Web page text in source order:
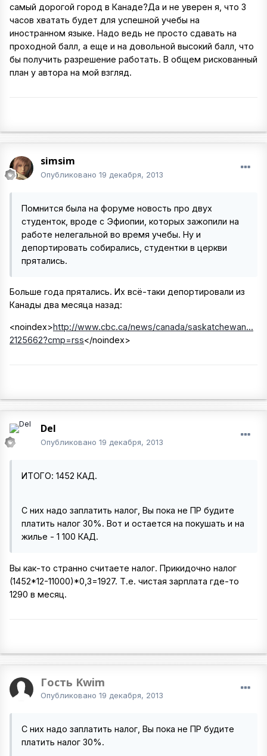
самый дорогой город в Канаде?Да и не уверен я, что 3
часов хватать будет для успешной учебы на
иностранном языке. Надо ведь не просто сдавать на
проходной балл, а еще и на довольной высокий балл, что
бы получить разрешение работать. В общем рискованный
план у автора на мой взгляд.
simsim
Опубликовано 19 декабря, 2013
Помнится была на форуме новость про двух
студенток, вроде с Эфиопии, которых зажопили на
работе нелегальной во время учебы. Ну и
депортировать собирались, студентки в церкви
прятались.
Больше года прятались. Их всё-таки депортировали из
Канады два месяца назад:
<noindex>http://www.cbc.ca/news/canada/saskatchewan...
2125662?cmp=rss</noindex>
Del
Опубликовано 19 декабря, 2013
ИТОГО: 1452 КАД.
С них надо заплатить налог, Вы пока не ПР будите
платить налог 30%. Вот и остается на покушать и на
жилье - 1 100 КАД.
Вы как-то странно считаете налог. Прикидочно налог
(1452*12-11000)*0,3=1927. Т.е. чистая зарплата где-то
1290 в месяц.
Гость Kwim
Опубликовано 19 декабря, 2013
С них надо заплатить налог, Вы пока не ПР будите
платить налог 30%.